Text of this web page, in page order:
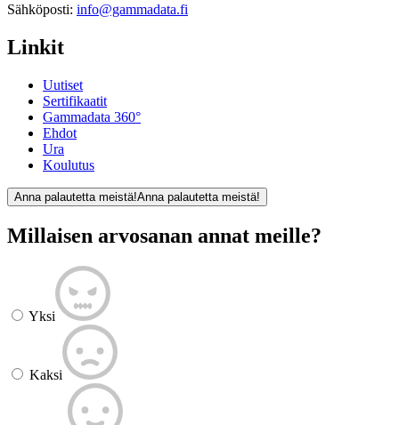
Sähköposti: info@gammadata.fi
Linkit
Uutiset
Sertifikaatit
Gammadata 360°
Ehdot
Ura
Koulutus
Anna palautetta meistä!Anna palautetta meistä!
Millaisen arvosanan annat meille?
Yksi
Kaksi